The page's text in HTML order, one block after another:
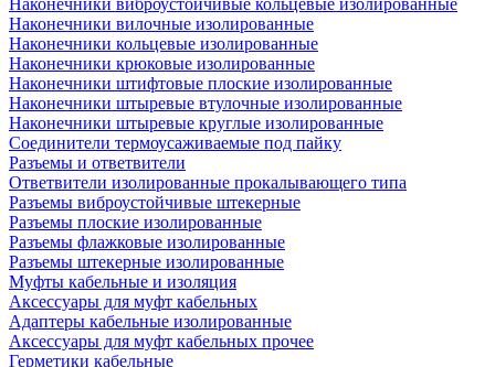
Наконечники виброустойчивые кольцевые изолированные
Наконечники вилочные изолированные
Наконечники кольцевые изолированные
Наконечники крюковые изолированные
Наконечники штифтовые плоские изолированные
Наконечники штыревые втулочные изолированные
Наконечники штыревые круглые изолированные
Соединители термоусаживаемые под пайку
Разъемы и ответвители
Ответвители изолированные прокалывающего типа
Разъемы виброустойчивые штекерные
Разъемы плоские изолированные
Разъемы флажковые изолированные
Разъемы штекерные изолированные
Муфты кабельные и изоляция
Аксессуары для муфт кабельных
Адаптеры кабельные изолированные
Аксессуары для муфт кабельных прочее
Герметики кабельные